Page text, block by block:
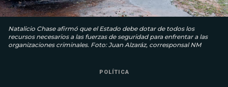
Natalicio Chase afirmó que el Estado debe dotar de todos los
recursos necesarios a las fuerzas de seguridad para enfrentar a las
organizaciones criminales. Foto: Juan Alzaráz, corresponsal NM
POLÍTICA